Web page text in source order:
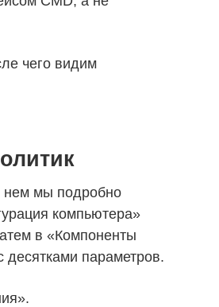
чего видим
нем мы подробно
компьютера»
в «Компоненты
параметров.